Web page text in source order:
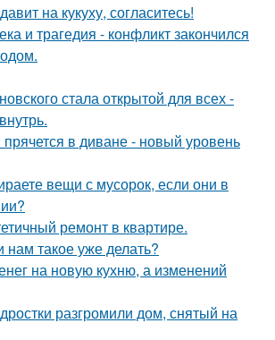
на кукуху, согласитесь!
и трагедия - конфликт закончился
стала открытой для всех -
в диване - новый уровень
вещи с мусорок, если они в
ремонт в квартире.
нам такое уже делать?
на новую кухню, а изменений
разгромили дом, снятый на